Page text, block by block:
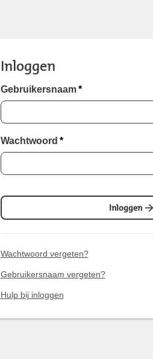
Inloggen
Gebruikersnaam *
Wachtwoord *
Inloggen
Wachtwoord vergeten?
Gebruikersnaam vergeten?
Hulp bij inloggen